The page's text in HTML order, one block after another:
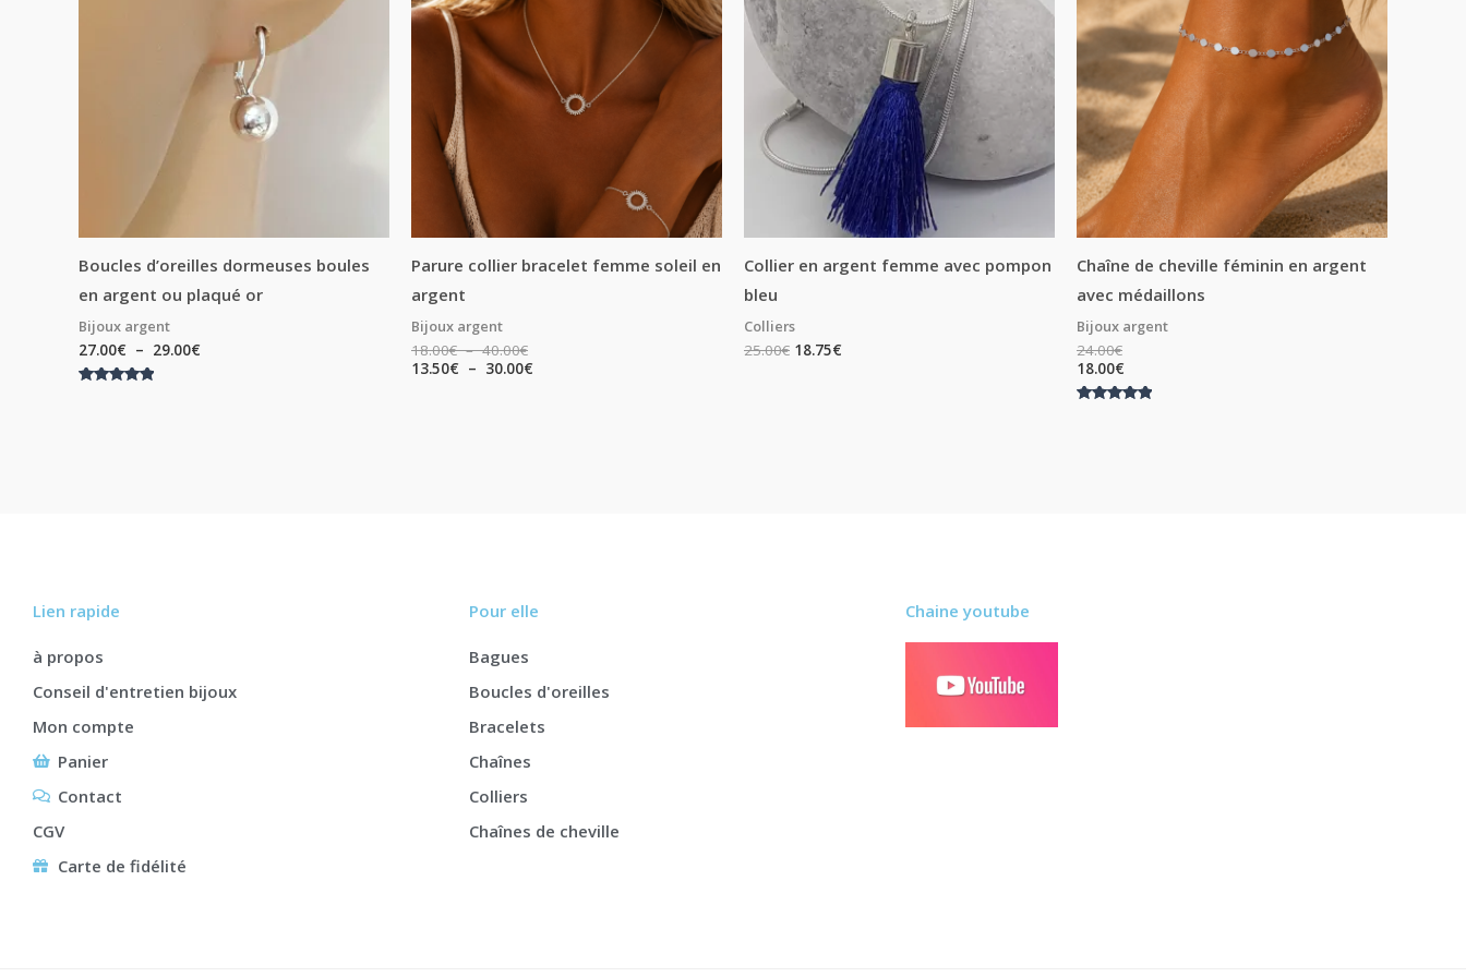
Boucles d’oreilles dormeuses boules
en argent ou plaqué or
Bijoux argent
27.00€ – 29.00€
Parure collier bracelet femme soleil en
argent
Bijoux argent
18.00€ – 40.00€
40.00€
13.50€ – 30.00€
Collier en argent femme avec pompon
bleu
Colliers
25.00€ 18.75€
Chaîne de cheville féminin en argent
avec médaillons
Bijoux argent
24.00€
18.00€
Lien rapide
à propos
Conseil d'entretien bijoux
Mon compte
Panier
Contact
CGV
Carte de fidélité
Pour elle
Bagues
Boucles d'oreilles
Bracelets
Chaînes
Colliers
Chaînes de cheville
Chaine youtube